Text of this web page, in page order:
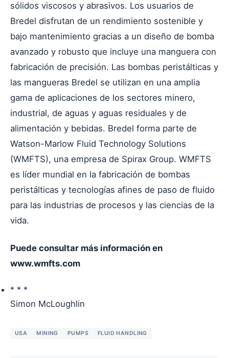
sólidos viscosos y abrasivos. Los usuarios de
Bredel disfrutan de un rendimiento sostenible y
bajo mantenimiento gracias a un diseño de bomba
avanzado y robusto que incluye una manguera con
fabricación de precisión. Las bombas peristálticas y
las mangueras Bredel se utilizan en una amplia
gama de aplicaciones de los sectores minero,
industrial, de aguas y aguas residuales y de
alimentación y bebidas. Bredel forma parte de
Watson-Marlow Fluid Technology Solutions
(WMFTS), una empresa de Spirax Group. WMFTS
es líder mundial en la fabricación de bombas
peristálticas y tecnologías afines de paso de fluido
para las industrias de procesos y las ciencias de la
vida.
Puede consultar más información en
www.wmfts.com
* * *
Simon McLoughlin
USA MINING PUMPS FLUID HANDLING